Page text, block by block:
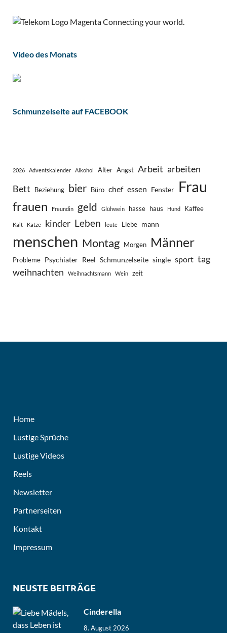
Video des Monats
Schmunzelseite auf FACEBOOK
2026 Adventskalender Alkohol Alter Angst Arbeit arbeiten
Bett
Beziehung bier Büro chef essen Fenster Frau
frauen Freundin geld Glühwein hasse haus Hund Kaffee
Kalt Katze kinder Leben leute Liebe mann
menschen Montag Morgen Männer
Probleme Psychiater Reel Schmunzelseite single sport tag
weihnachten
Weihnachtsmann Wein zeit
Home
Lustige Sprüche
Lustige Videos
Reels
Newsletter
Partnerseiten
Kontakt
Impressum
NEUSTE BEITRÄGE
Cinderella
8. August 2026